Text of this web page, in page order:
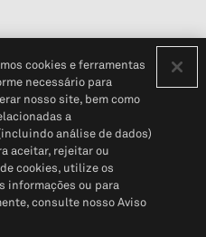
do cliente (em inglês)
© 2026 S&P Global
cookies e ferramentas
necessário para
nosso site, bem como
a
análise de dados)
aceitar, rejeitar ou
cookies, utilize os
informações ou para
consulte nosso Aviso